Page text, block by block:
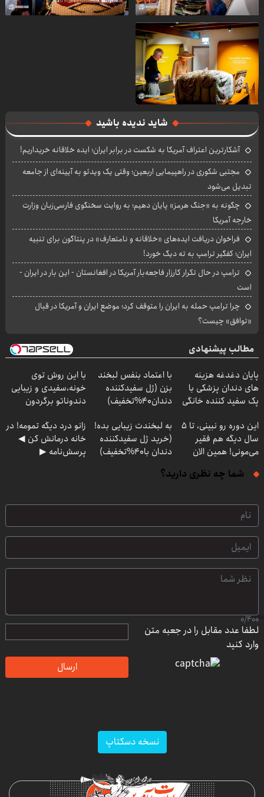
شاید ندیده باشید
آشکارترین اعتراف آمریکا به شکست در برابر ایران؛ ایده خلاقانه خریداریم!
مجتبی شکوری در راهپیمایی اربعین؛ وقتی یک ویدئو به آیینه‌ای از جامعه
تبدیل می‌شود
چگونه به «جنگ هرمز» پایان دهیم؛ به روایت سخنگوی فارسی‌زبان وزارت
خارجه آمریکا
فراخوان دریافت ایده‌های «خلاقانه و نامتعارف» در پنتاگون برای تنبیه
ایران؛ کفگیر ترامپ به ته دیگ خورد!
ترامپ در حال تکرار کارزار فاجعه‌بار آمریکا در افغانستان - این بار در ایران -
است
چرا ترامپ حمله به ایران را متوقف کرد؛ موضع ایران و آمریکا در قبال
«توافق» چیست؟
مطالب پیشنهادی
پایان دغدغه هزینه
های دندان پزشکی با
پک سفید کننده خانگی
با اعتماد بنفس لبخند
بزن (ژل سفیدکننده
دندان40%تخفیف)
با این روش توی
خونه،سفیدی و زیبایی
دندوناتو برگردون
این دوره رو نبینی، تا 5
سال دیگه هم فقیر
می‌مونی! همین الان
به لبخندت زیبایی بده!
(خرید ژل سفیدکننده
دندان با40%تخفیف)
زانو درد دیگه تمومه! در
خانه درمانش کن ◀
پرسش‌نامه ▶
شما چه نظری دارید؟
0/400
لطفا عدد مقابل را در جعبه متن
وارد کنید
ارسال
نسخه دسکتاپ